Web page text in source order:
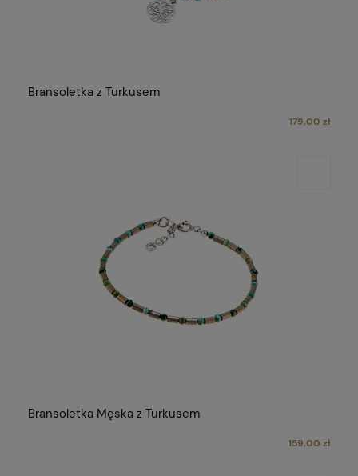
Bransoletka z Turkusem
179,00 zł
Bransoletka Męska z Turkusem
159,00 zł